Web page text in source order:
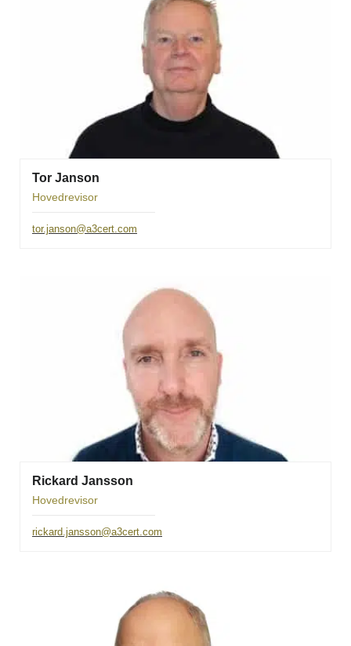
Tor Janson
Hovedrevisor
tor.janson@a3cert.com
Rickard Jansson
Hovedrevisor
rickard.jansson@a3cert.com